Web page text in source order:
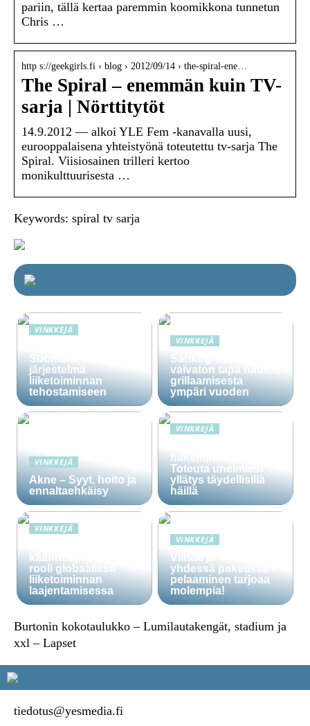
pariin, tällä kertaa paremmin koomikkona tunnetun
Chris …
http s://geekgirls.fi › blog › 2012/09/14 › the-spiral-ene…
The Spiral – enemmän kuin TV-
sarja | Nörttitytöt
14.9.2012 — alkoi YLE Fem -kanavalla uusi,
eurooppalaisena yhteistyönä toteutettu tv-sarja The
Spiral. Viisiosainen trilleri kertoo
monikulttuurisesta …
Keywords: spiral tv sarja
VINKKEJÄ
Suomalainen CRM-
järjestelmä
liiketoiminnan
tehostamiseen
VINKKEJÄ
Sähkögrilli on
vaivaton tapa nauttia
grillaamisesta
ympäri vuoden
VINKKEJÄ
Akne – Syyt, hoito ja
ennaltaehkäisy
VINKKEJÄ
hakeminen salassa –
Toteuta unelmiesi
yllätys täydellisillä
häillä
VINKKEJÄ
käännöspalvelujen
rooli globaalissa
liiketoiminnan
laajentamisessa
VINKKEJÄ
Viihde ja hyöty
yhdessä paketissa –
pelaaminen tarjoaa
molempia!
Burtonin kokotaulukko – Lumilautakengät, stadium ja
xxl – Lapset
tiedotus@yesmedia.fi